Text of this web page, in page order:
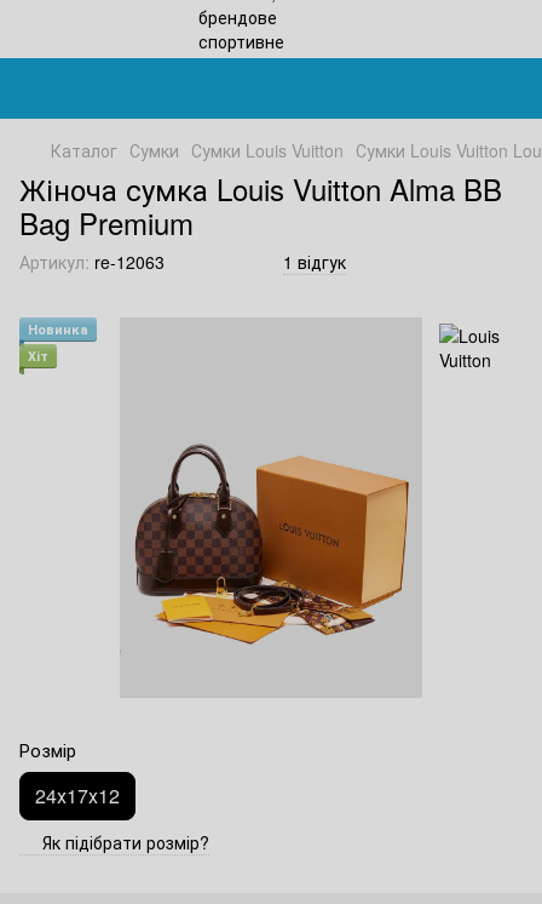
Каталог Сумки Сумки Louis Vuitton Сумки Louis Vuitton
Жіноча сумка Louis Vuitton Alma BB
Bag Premium
Артикул: re-12063 1 відгук
Новинка
Хіт
Розмір
24х17х12
Як підібрати розмір?